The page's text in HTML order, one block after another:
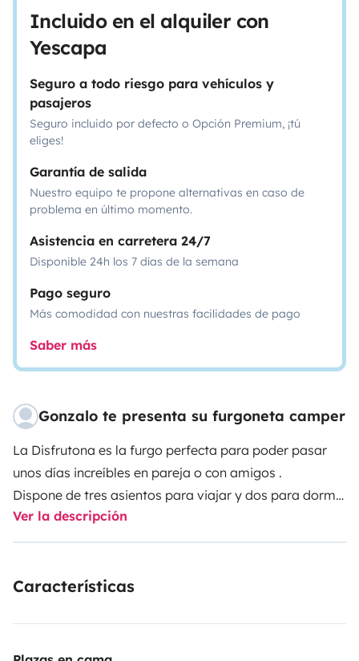
Incluido en el alquiler con
Yescapa
Seguro a todo riesgo para vehículos y
pasajeros
Seguro incluido por defecto o Opción Premium, ¡tú
eliges!
Garantía de salida
Nuestro equipo te propone alternativas en caso de
problema en último momento.
Asistencia en carretera 24/7
Disponible 24h los 7 días de la semana
Pago seguro
Más comodidad con nuestras facilidades de pago
Saber más
Gonzalo te presenta su furgoneta camper
La Disfrutona es la furgo perfecta para poder pasar
unos días increíbles en pareja o con amigos .
Dispone de tres asientos para viajar y dos para dormir
.
Esta T5 es como una mini casa dispone :
-WC Químico
- Mesa y sofá interior
Ver la descripción
Características